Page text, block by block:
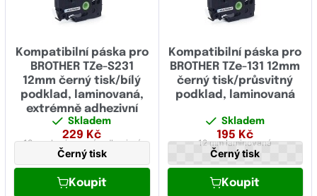
Kompatibilní páska pro
BROTHER TZe-S231
12mm černý tisk/bílý
podklad, laminovaná,
extrémně adhezivní
Skladem
229 Kč
12 mmlaminovaná,adhezivní
Černý tisk
Koupit
Kompatibilní páska pro
BROTHER TZe-131 12mm
černý tisk/průsvitný
podklad, laminovaná
Skladem
195 Kč
12 mmlaminovaná
Černý tisk
Koupit